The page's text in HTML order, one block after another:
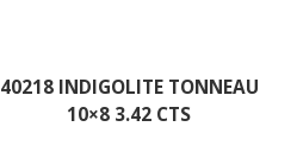
40218 INDIGOLITE TONNEAU
10×8 3.42 CTS